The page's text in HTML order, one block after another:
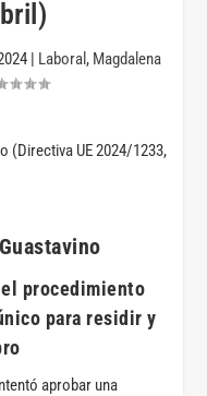
| Laboral , Magdalena
procedimiento
para residir y
aprobar una